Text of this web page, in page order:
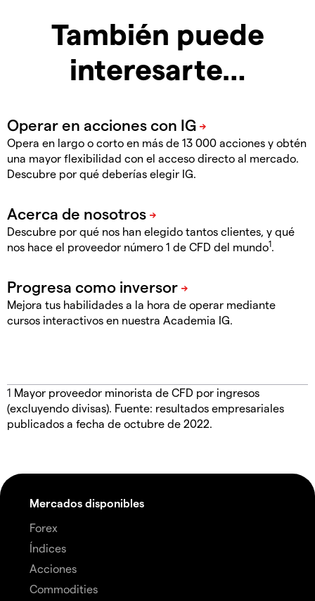
También puede
interesarte…
Opera en largo o corto en más de 13 000 acciones y obtén
una mayor flexibilidad con el acceso directo al mercado.
Descubre por qué deberías elegir IG.
Descubre por qué nos han elegido tantos clientes, y qué
nos hace el proveedor número 1 de CFD del mundo1.
Mejora tus habilidades a la hora de operar mediante
cursos interactivos en nuestra Academia IG.
1 Mayor proveedor minorista de CFD por ingresos
(excluyendo divisas). Fuente: resultados empresariales
publicados a fecha de octubre de 2022.
Mercados disponibles
Forex
Índices
Acciones
Commodities